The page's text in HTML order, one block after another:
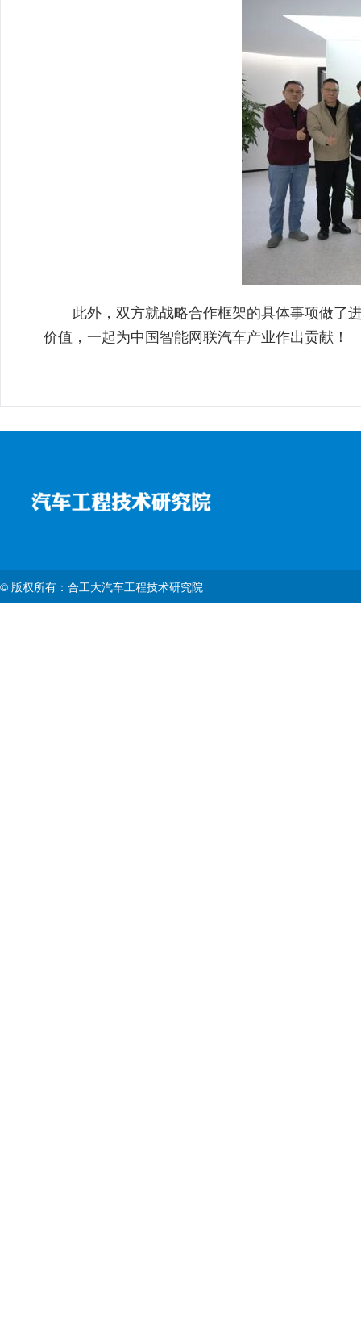
此外，双方就战略合作框架的具体事项做了
价值，一起为中国智能网联汽车产业作出贡献！
© 版权所有：合工大汽车工程技术研究院